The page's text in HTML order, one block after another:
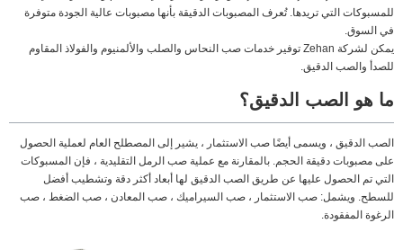
للمسبوكات التي تريدها. تُعرف المصبوبات الدقيقة بأنها مصبوبات عالية الجودة متوفرة
في السوق.
يمكن لشركة Zehan توفير خدمات صب النحاس والصلب والألمنيوم والفولاذ المقاوم
للصدأ والصب الدقيق.
ما هو الصب الدقيق؟
الصب الدقيق ، ويسمى أيضًا صب الاستثمار ، يشير إلى المصطلح العام لعملية الحصول
على مصبوبات دقيقة الحجم. بالمقارنة مع عملية صب الرمل التقليدية ، فإن المسبوكات
التي تم الحصول عليها عن طريق الصب الدقيق لها أبعاد أكثر دقة وتشطيب أفضل
للسطح. ويشمل: صب الاستثمار ، صب السيراميك ، صب المعادن ، صب الضغط ، صب
الرغوة المفقودة.